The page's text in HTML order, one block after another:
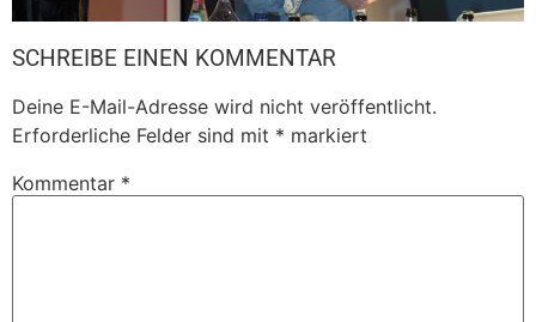
SCHREIBE EINEN KOMMENTAR
Deine E-Mail-Adresse wird nicht veröffentlicht.
Erforderliche Felder sind mit * markiert
Kommentar *